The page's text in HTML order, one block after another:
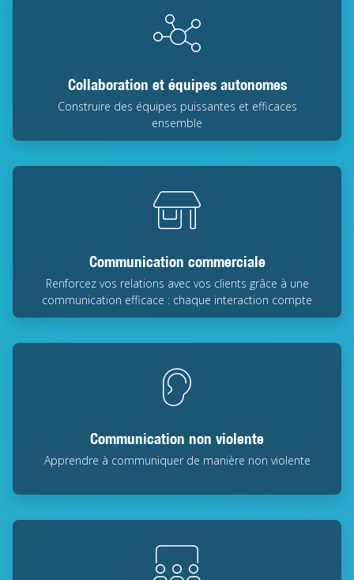
Collaboration et équipes autonomes
Construire des équipes puissantes et efficaces
ensemble
Communication commerciale
Renforcez vos relations avec vos clients grâce à une
communication efficace : chaque interaction compte
Communication non violente
Apprendre à communiquer de manière non violente